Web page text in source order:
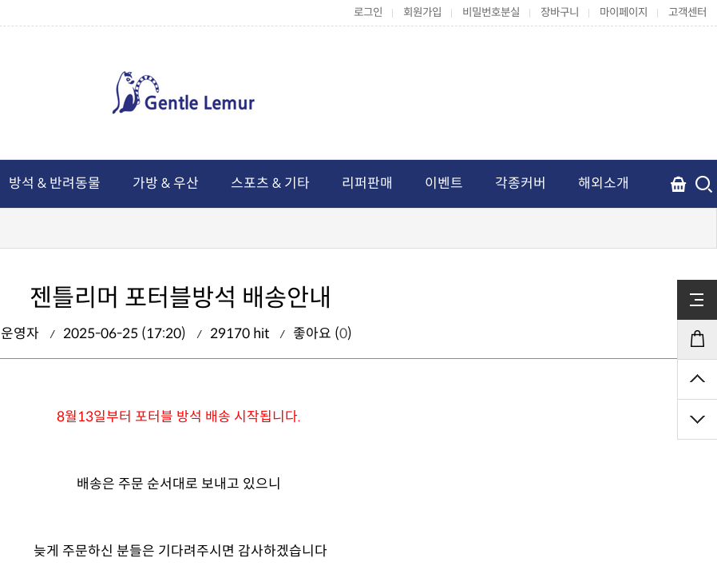
로그인 회원가입 비밀번호분실 장바구니 마이페이지 고객센터
방석 & 반려동물 가방 & 우산 스포츠 & 기타 리퍼판매 이벤트 각종커버 해외소개
젠틀리머 포터블방석 배송안내
운영자 2025-06-25 (17:20) 29170 hit 좋아요 (0)
8월13일부터 포터블 방석 배송 시작됩니다.
배송은 주문 순서대로 보내고 있으니
늦게 주문하신 분들은 기다려주시면 감사하겠습니다